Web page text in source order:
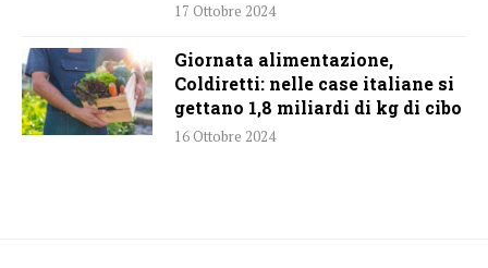
17 Ottobre 2024
Giornata alimentazione,
Coldiretti: nelle case italiane si
gettano 1,8 miliardi di kg di cibo
16 Ottobre 2024